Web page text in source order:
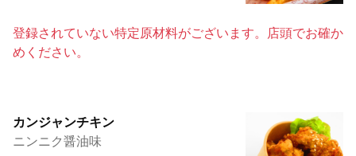
登録されていない特定原材料がございます。店頭でお確か
めください。
カンジャンチキン
ニンニク醤油味